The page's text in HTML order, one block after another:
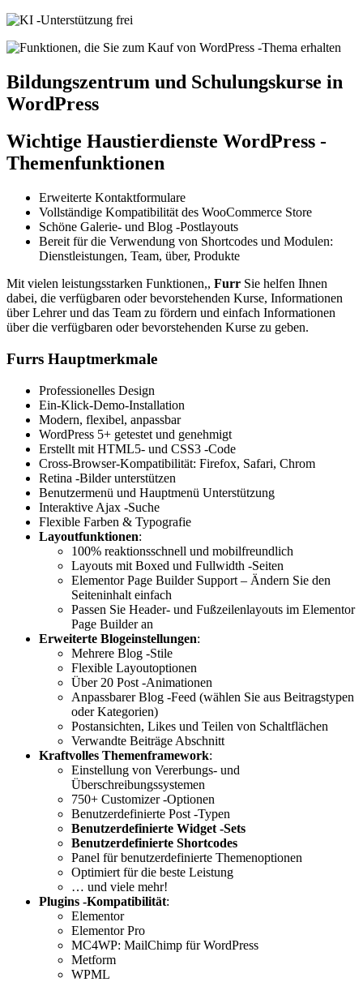
Bildungszentrum und Schulungskurse in
WordPress
Wichtige Haustierdienste WordPress -
Themenfunktionen
Erweiterte Kontaktformulare
Vollständige Kompatibilität des WooCommerce Store
Schöne Galerie- und Blog -Postlayouts
Bereit für die Verwendung von Shortcodes und Modulen:
Dienstleistungen, Team, über, Produkte
Mit vielen leistungsstarken Funktionen,, Furr Sie helfen Ihnen
dabei, die verfügbaren oder bevorstehenden Kurse, Informationen
über Lehrer und das Team zu fördern und einfach Informationen
über die verfügbaren oder bevorstehenden Kurse zu geben.
Furrs Hauptmerkmale
Professionelles Design
Ein-Klick-Demo-Installation
Modern, flexibel, anpassbar
WordPress 5+ getestet und genehmigt
Erstellt mit HTML5- und CSS3 -Code
Cross-Browser-Kompatibilität: Firefox, Safari, Chrom
Retina -Bilder unterstützen
Benutzermenü und Hauptmenü Unterstützung
Interaktive Ajax -Suche
Flexible Farben & Typografie
Layoutfunktionen:
100% reaktionsschnell und mobilfreundlich
Layouts mit Boxed und Fullwidth -Seiten
Elementor Page Builder Support – Ändern Sie den
Seiteninhalt einfach
Passen Sie Header- und Fußzeilenlayouts im Elementor
Page Builder an
Erweiterte Blogeinstellungen:
Mehrere Blog -Stile
Flexible Layoutoptionen
Über 20 Post -Animationen
Anpassbarer Blog -Feed (wählen Sie aus Beitragstypen
oder Kategorien)
Postansichten, Likes und Teilen von Schaltflächen
Verwandte Beiträge Abschnitt
Kraftvolles Themenframework:
Einstellung von Vererbungs- und
Überschreibungssystemen
750+ Customizer -Optionen
Benutzerdefinierte Post -Typen
Benutzerdefinierte Widget -Sets
Benutzerdefinierte Shortcodes
Panel für benutzerdefinierte Themenoptionen
Optimiert für die beste Leistung
… und viele mehr!
Plugins -Kompatibilität:
Elementor
Elementor Pro
MC4WP: MailChimp für WordPress
Metform
WPML